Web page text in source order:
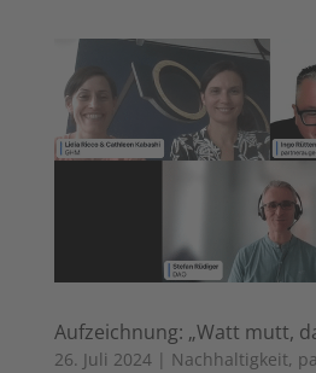
Aufzeichnung: „Watt mutt,
26. Juli 2024| Nachhaltigkeit,